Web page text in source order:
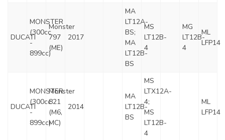
DUCATI
MONSTER
(300cc
-
899cc)
Monster
797
(ME)
2017
MA
LT12A-
BS;
MA
LT12B-
BS
MS
LT12B-
4
MG
LT12B-
4
ML
LFP14
DUCATI
MONSTER
(300cc
-
899cc)
Monster
821
(M6,
MC)
2014
MA
LT12B-
BS
MS
LTX12A-
4;
MS
LT12B-
4
ML
LFP14